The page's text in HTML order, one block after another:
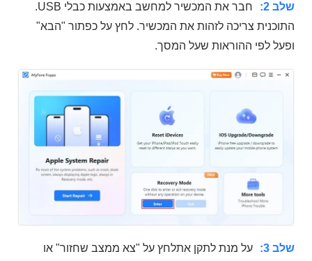
שלב 2:
חבר את המכשיר למחשב באמצעות כבלי USB.
התוכנית צריכה לזהות את המכשיר. לחץ על כפתור "הבא"
ופעל לפי ההוראות שעל המסך.
שלב 3:
על מנת לתקן אתלחץ על "צא ממצב שחזור" או